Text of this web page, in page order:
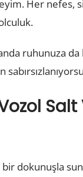
Her nefes,
ruhunuza
dokunuşla